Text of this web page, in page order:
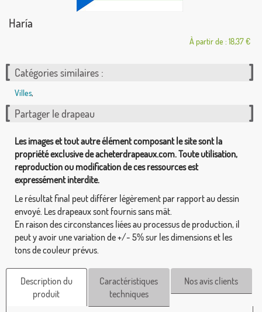
Haría
À partir de : 18,37 €
Catégories similaires :
Villes,
Partager le drapeau
Les images et tout autre élément composant le site sont la
propriété exclusive de acheterdrapeaux.com. Toute utilisation,
reproduction ou modification de ces ressources est
expressément interdite.
Le résultat final peut différer légèrement par rapport au dessin
envoyé. Les drapeaux sont fournis sans mât.
En raison des circonstances liées au processus de production, il
peut y avoir une variation de +/- 5% sur les dimensions et les
tons de couleur prévus.
Description du
produit
Caractéristiques
techniques
Nos avis clients